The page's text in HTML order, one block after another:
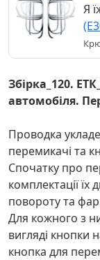
Я
Збірка_120.
автомобіля.
Проводка
перемикачі та
Спочатку про
комплектації
повороту та
Для кожного з
вигляді кнопки
кнопка для